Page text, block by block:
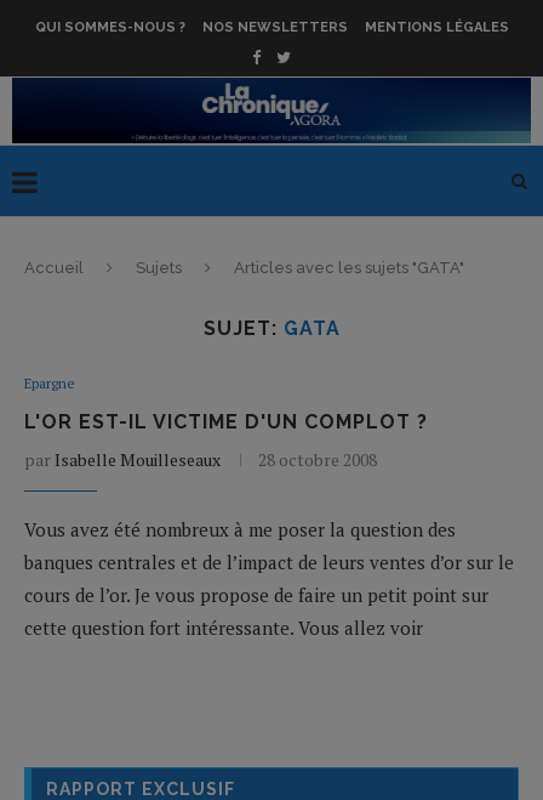
QUI SOMMES-NOUS ? NOS NEWSLETTERS MENTIONS LÉGALES
Accueil Sujets Articles avec les sujets "GATA"
SUJET: GATA
Epargne
L'OR EST-IL VICTIME D'UN COMPLOT ?
par Isabelle Mouilleseaux 28 octobre 2008
Vous avez été nombreux à me poser la question des
banques centrales et de l’impact de leurs ventes d’or sur le
cours de l’or. Je vous propose de faire un petit point sur
cette question fort intéressante. Vous allez voir
RAPPORT EXCLUSIF